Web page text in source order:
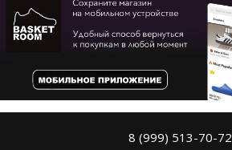
8 (999) 513-70-72